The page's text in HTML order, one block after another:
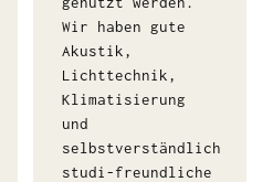
Wir haben gute
Akustik,
Lichttechnik,
Klimatisierung
und
selbstverständlich
studi-freundliche